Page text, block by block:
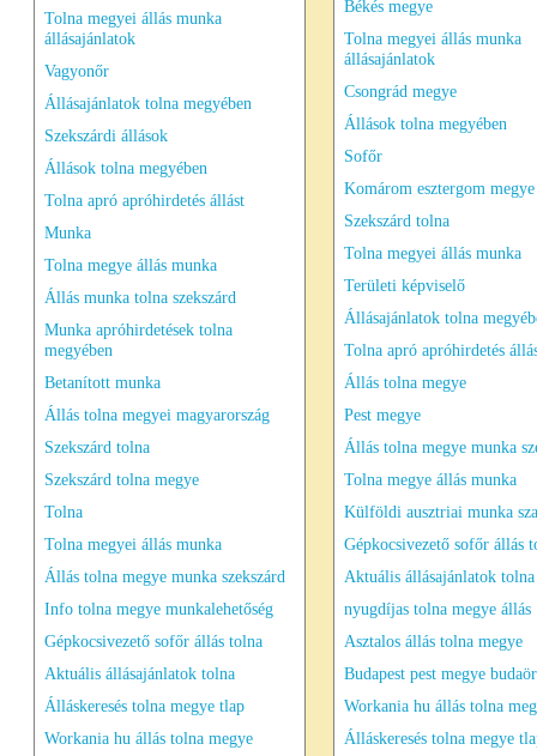
Tolna megyei állás munka
állásajánlatok
Vagyonőr
Állásajánlatok tolna megyében
Szekszárdi állások
Állások tolna megyében
Tolna apró apróhirdetés állást
Munka
Tolna megye állás munka
Állás munka tolna szekszárd
Munka apróhirdetések tolna
megyében
Betanított munka
Állás tolna megyei magyarország
Szekszárd tolna
Szekszárd tolna megye
Tolna
Tolna megyei állás munka
Állás tolna megye munka szekszárd
Info tolna megye munkalehetőség
Gépkocsivezető sofőr állás tolna
Aktuális állásajánlatok tolna
Álláskeresés tolna megye tlap
Workania hu állás tolna megye
Békés megye
Tolna megyei állás munka
állásajánlatok
Csongrád megye
Állások tolna megyében
Sofőr
Komárom esztergom megye
Szekszárd tolna
Tolna megyei állás munka
Területi képviselő
Állásajánlatok tolna
Tolna apró apróhirdetés
Állás tolna megye
Pest megye
Állás tolna megye munka
Tolna megye állás munka
Külföldi ausztriai munka
Gépkocsivezető sofőr állás
Aktuális állásajánlatok tolna
nyugdíjas tolna megye állás
Asztalos állás tolna megye
Budapest pest megye
Workania hu állás tolna
Álláskeresés tolna megye